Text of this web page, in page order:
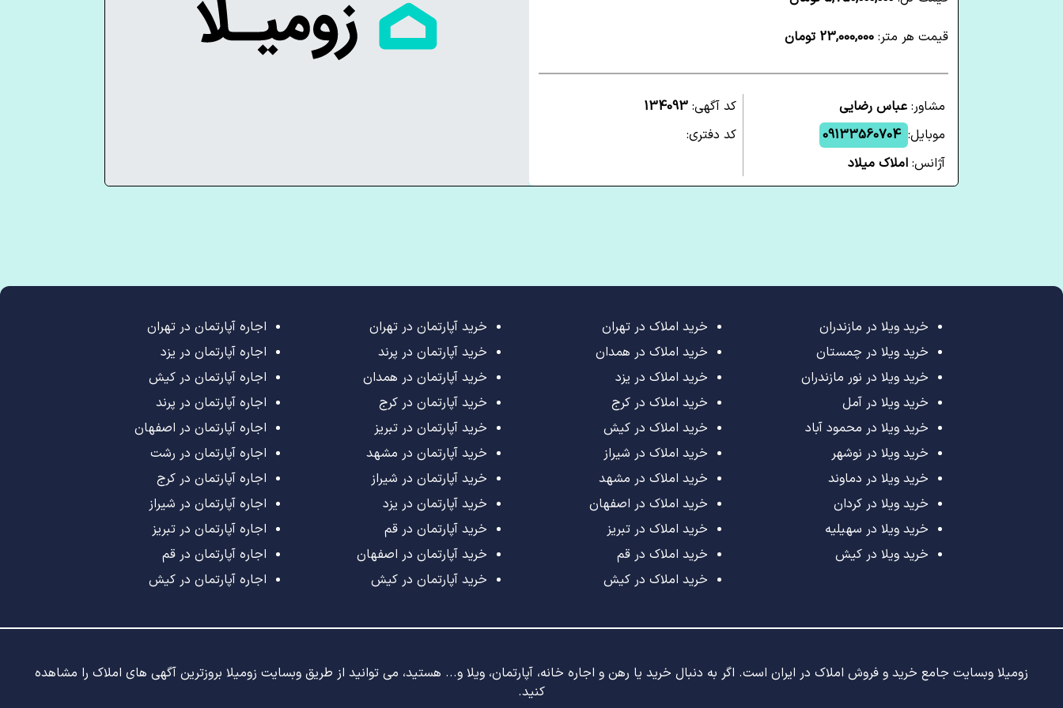
قیمت هر متر: 23,000,000 تومان
مشاور: عباس رضایی
موبایل: 09133560704
آژانس: املاک میلاد
کد آگهی: 134093
کد دفتری:
خرید ویلا در مازندران
خرید ویلا در چمستان
خرید ویلا در نور مازندران
خرید ویلا در آمل
خرید ویلا در محمود آباد
خرید ویلا در نوشهر
خرید ویلا در دماوند
خرید ویلا در کردان
خرید ویلا در سهیلیه
خرید ویلا در کیش
خرید املاک در تهران
خرید املاک در همدان
خرید املاک در یزد
خرید املاک در کرج
خرید املاک در کیش
خرید املاک در شیراز
خرید املاک در مشهد
خرید املاک در اصفهان
خرید املاک در تبریز
خرید املاک در قم
خرید املاک در کیش
خرید آپارتمان در تهران
خرید آپارتمان در پرند
خرید آپارتمان در همدان
خرید آپارتمان در کرج
خرید آپارتمان در تبریز
خرید آپارتمان در مشهد
خرید آپارتمان در شیراز
خرید آپارتمان در یزد
خرید آپارتمان در قم
خرید آپارتمان در اصفهان
خرید آپارتمان در کیش
اجاره آپارتمان در تهران
اجاره آپارتمان در یزد
اجاره آپارتمان در کیش
اجاره آپارتمان در پرند
اجاره آپارتمان در اصفهان
اجاره آپارتمان در رشت
اجاره آپارتمان در کرج
اجاره آپارتمان در شیراز
اجاره آپارتمان در تبریز
اجاره آپارتمان در قم
اجاره آپارتمان در کیش
زومیلا وبسایت جامع خرید و فروش املاک در ایران است. اگر به دنبال خرید یا رهن و اجاره خانه، آپارتمان، ویلا و... هستید، می توانید از طریق وبسایت زومیلا بروزترین آگهی های املاک را مشاهده
کنید.